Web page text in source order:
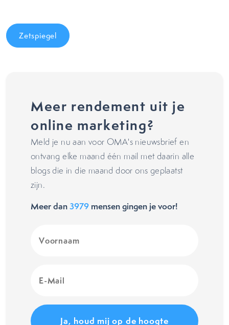
Zetspiegel
Meer rendement uit je
online marketing?
Meld je nu aan voor OMA's nieuwsbrief en
ontvang elke maand één mail met daarin alle
blogs die in die maand door ons geplaatst
zijn.
Meer dan3979 mensen gingen je voor!
(Vereist)
Mail